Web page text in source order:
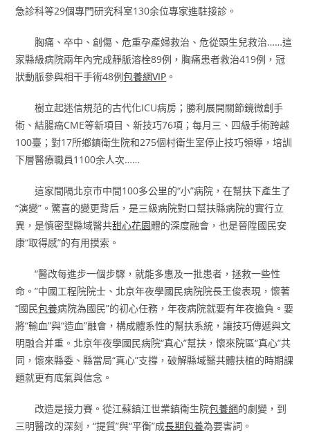
急診科等29個專門研究科室130余位專家進駐接診。
胸痛、卒中、創傷、危重孕產婦救治、危從頭生兒救治……這
家縣級病院兩年內完成靜脈溶栓89例，胸痛患者救治419例，冠
狀動脈參與相干手術48例包養網VIP 。
樹立起迷信規范的古代化ICU病房；勝利展開關節鏡微創手
術、結腸癌CME等新項目、新技巧76項；每月三、四級手術跨越
100臺；對17所鄉鎮衛生院和275個村衛生室停止技巧領導，培訓
下層醫療職員1100余人次……
這家間隔北京市中間100多公里的“小”病院，在幫扶下產生了
“演變”。驚喜的變更背后，是三級病院對口幫扶縣病院的實行立
異，是慎密型縣域醫共甜心花園體的深度融會，也是晉陞國民安
康“取得感”的有用摸索。
“醫改每進步一個步驟，就能多惠及一批患者，拯救一些性
命。”中國工程院院士、北京年夜學國民病院院長王俊表現，懷著
“國民包養病院為國民”的初心任務，年夜病院就要有年夜擔負。要
將“輸血”與“造血”融會，構成體系性的幫扶系統，讓技巧傳遞與文
明融合并重。北京年夜學國民病院“真心”幫扶，懷來院區“真心”共
同，懷來縣委、縣當局“真心”支撐，破解縣域醫共體扶植的時期課
題就更有底氣與信念。
改造是接力賽。從江蘇鎮江世業鎮衛生院包養網的劇變，到
三明醫改的深刻，“提質”與“平衡”成長期包養為要害詞。